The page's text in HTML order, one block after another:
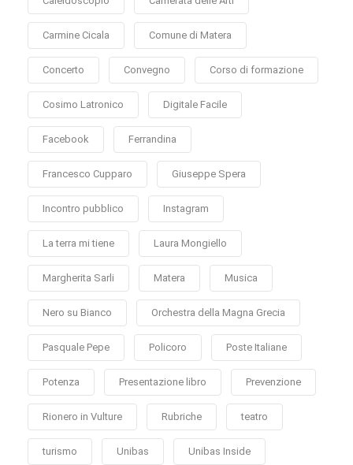
Carmine Cicala Comune di Matera
Concerto Convegno Corso di formazione
Cosimo Latronico Digitale Facile
Facebook Ferrandina
Francesco Cupparo Giuseppe Spera
Incontro pubblico Instagram
La terra mi tiene Laura Mongiello
Margherita Sarli Matera Musica
Nero su Bianco Orchestra della Magna Grecia
Pasquale Pepe Policoro Poste Italiane
Potenza Presentazione libro Prevenzione
Rionero in Vulture Rubriche teatro
turismo Unibas Unibas Inside